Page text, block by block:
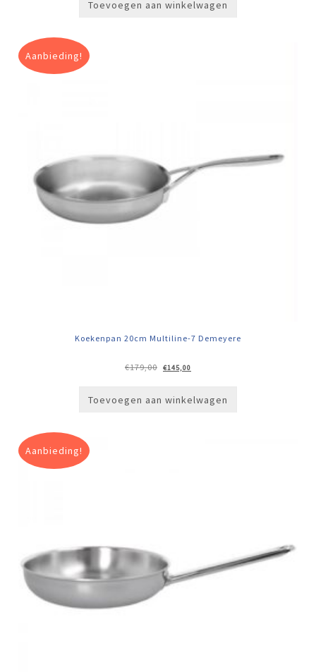
Toevoegen aan winkelwagen
Aanbieding!
Koekenpan 20cm Multiline-7 Demeyere
€179,00
Oorspronkelijke
prijs
€145,00
prijs
Toevoegen aan winkelwagen
Aanbieding!